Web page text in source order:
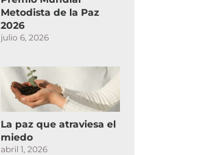
Metodista de la Paz
2026
julio 6, 2026
La paz que atraviesa el
miedo
abril 1, 2026